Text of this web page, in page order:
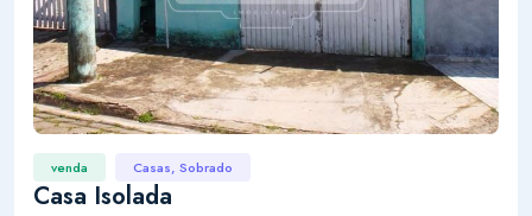
venda Casas, Sobrado
Casa Isolada